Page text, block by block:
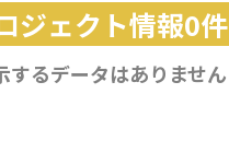
ジェクト情報0件
するデータはありません